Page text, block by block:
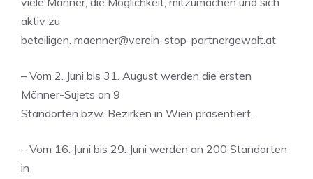
aktiv zu
beteiligen. maenner@verein-stop-partnergewalt.at
– Vom 2. Juni bis 31. August werden die ersten
Männer-Sujets an 9
Standorten bzw. Bezirken in Wien präsentiert.
– Vom 16. Juni bis 29. Juni werden an 200 Standorten
in